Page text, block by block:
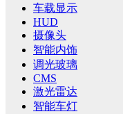
车载显示
HUD
摄像头
智能内饰
调光玻璃
CMS
激光雷达
智能车灯